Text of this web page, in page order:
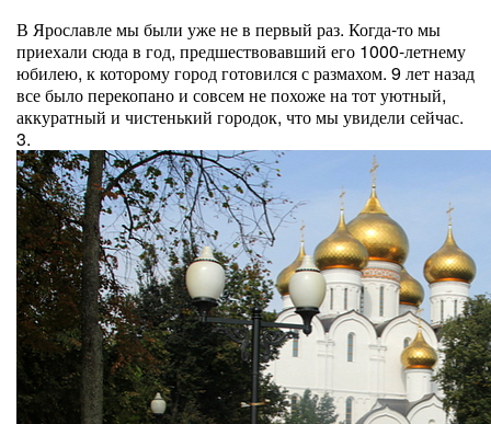
В Ярославле мы были уже не в первый раз. Когда-то мы
приехали сюда в год, предшествовавший его 1000-летнему
юбилею, к которому город готовился с размахом. 9 лет назад
все было перекопано и совсем не похоже на тот уютный,
аккуратный и чистенький городок, что мы увидели сейчас.
3.